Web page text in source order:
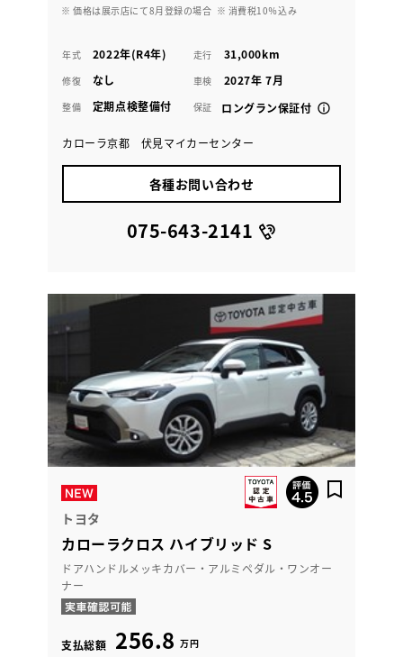
※ 価格は展示店にて8月登録の場合 ※ 消費税10％込み
年式 2022年(R4年) 走行 31,000km
修復 なし 車検 2027年 7月
整備 定期点検整備付 保証 ロングラン保証付
カローラ京都 伏見マイカーセンター
各種お問い合わせ
075-643-2141
トヨタ
カローラクロス ハイブリッド S
ドアハンドルメッキカバー・アルミペダル・ワンオー
ナー
支払総額 256.8 万円